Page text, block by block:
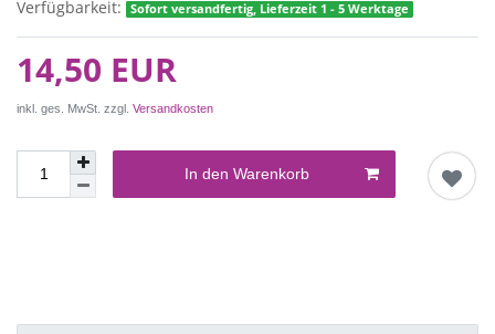
Verfügbarkeit:
Sofort versandfertig, Lieferzeit 1 - 5 Werktage
14,50 EUR
inkl. ges. MwSt. zzgl. Versandkosten
In den Warenkorb